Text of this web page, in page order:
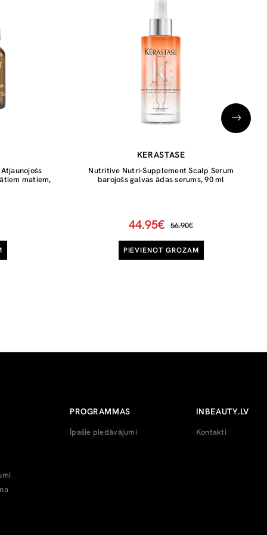
matiem,
KERASTASE
Nutritive Nutri-Supplement Scalp Serum
barojošs galvas ādas serums, 90 ml
44.95€ 56.90€
PIEVIENOT GROZAM
PROGRAMMAS
Īpašie piedāvājumi
INBEAUTY.LV
Kontakti